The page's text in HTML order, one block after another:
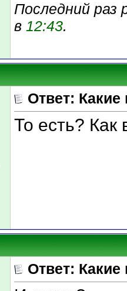
Последний раз
в 12:43.
Ответ:
То есть? Как
Ответ: